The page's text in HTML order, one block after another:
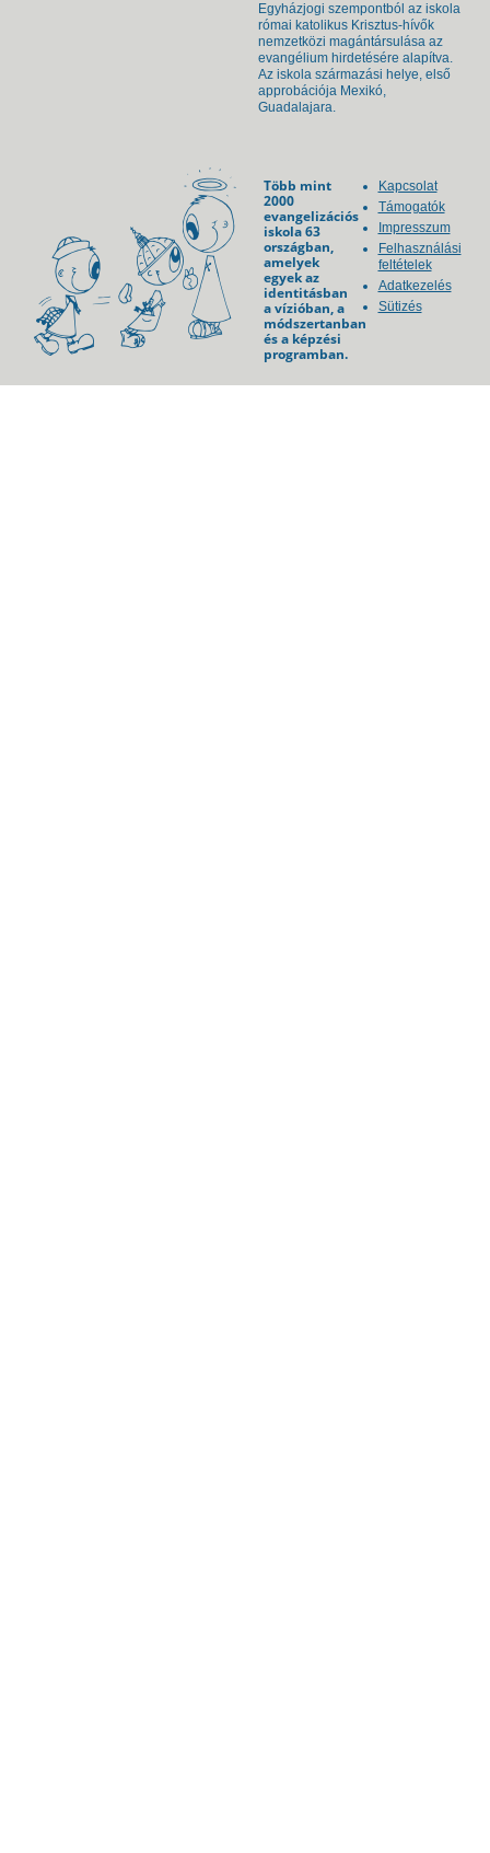
Egyházjogi szempontból az iskola
római katolikus Krisztus-hívők
nemzetközi magántársulása az
evangélium hirdetésére alapítva.
Az iskola származási helye, első
approbációja Mexikó,
Guadalajara.
Több mint
2000
evangelizációs
iskola 63
országban,
amelyek
egyek az
identitásban
a vízióban, a
módszertanban
és a képzési
programban.
Kapcsolat
Támogatók
Impresszum
Felhasználási
feltételek
Adatkezelés
Sütizés